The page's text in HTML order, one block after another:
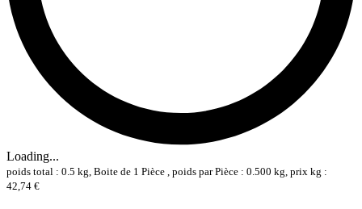
Loading...
poids total : 0.5 kg, Boite de 1 Pièce , poids par Pièce : 0.500 kg, prix kg :
42,74 €